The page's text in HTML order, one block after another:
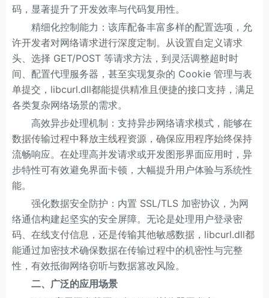
码，显著提升了开发效率与代码复用性。
精细化控制能力：该库配备丰富多样的配置选项，允
许开发者对网络请求进行深度定制。从设置自定义请求
头、选择 GET/POST 等请求方法，到灵活调整超时时
间、配置代理服务器，甚至实现复杂的 Cookie 管理与表
单提交，libcurl.dll都能提供精准且便捷的接口支持，满足
各类复杂网络场景的需求。
高效异步处理机制：支持异步网络请求模式，能够在
数据传输过程中释放主线程资源，确保应用程序始终保持
流畅响应。在处理高并发请求或开发图形界面应用时，异
步特性可有效避免界面卡顿，大幅提升用户体验与系统性
能。
强化数据安全防护：内置 SSL/TLS 加密协议，为网
络通信构建起坚实的安全屏障。无论是处理用户登录密
码、在线支付信息，还是传输其他敏感数据，libcurl.dll都
能通过加密技术确保数据在传输过程中的机密性与完整
性，有效抵御网络窃听与数据篡改风险。
二、广泛的应用场景